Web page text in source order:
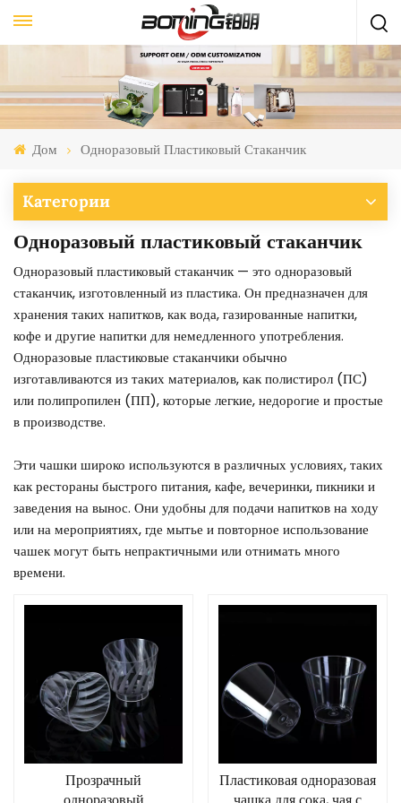
Дом Одноразовый Пластиковый Стаканчик
Категории
Одноразовый пластиковый стаканчик
Одноразовый пластиковый стаканчик — это одноразовый
стаканчик, изготовленный из пластика. Он предназначен для
хранения таких напитков, как вода, газированные напитки,
кофе и другие напитки для немедленного употребления.
Одноразовые пластиковые стаканчики обычно
изготавливаются из таких материалов, как полистирол (ПС)
или полипропилен (ПП), которые легкие, недорогие и простые
в производстве.
Эти чашки широко используются в различных условиях, таких
как рестораны быстрого питания, кафе, вечеринки, пикники и
заведения на вынос. Они удобны для подачи напитков на ходу
или на мероприятиях, где мытье и повторное использование
чашек могут быть непрактичными или отнимать много
времени.
Прозрачный
Пластиковая одноразовая